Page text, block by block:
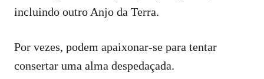
incluindo outro Anjo da Terra.
Por vezes, podem apaixonar-se para tentar
consertar uma alma despedaçada.